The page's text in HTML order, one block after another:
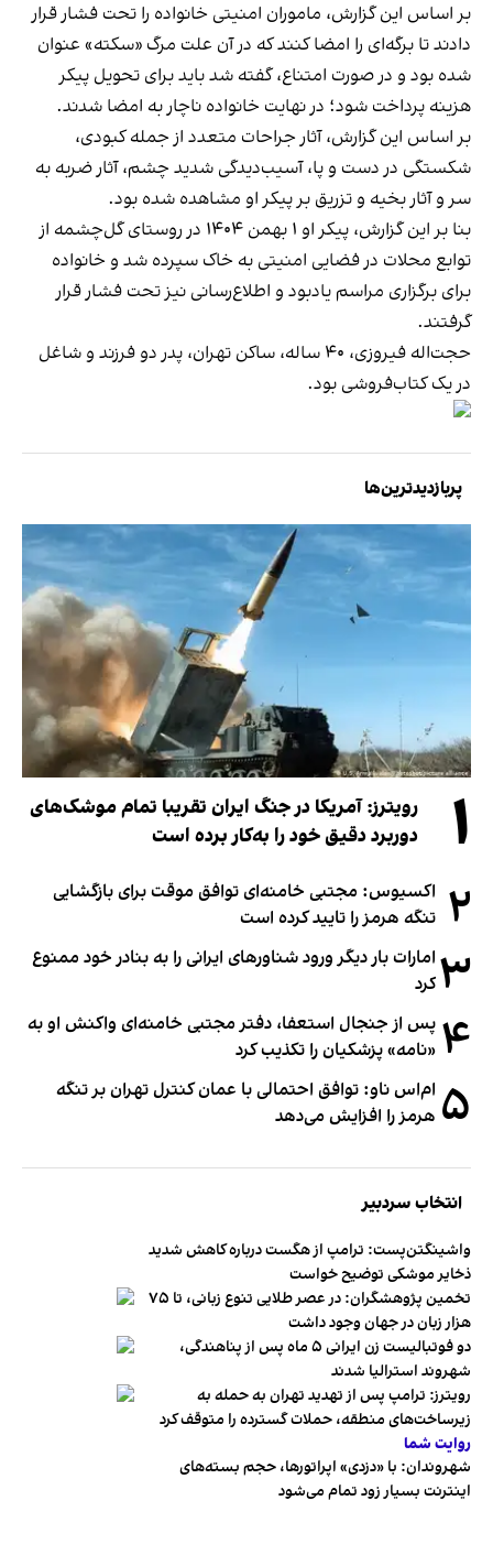
بر اساس این گزارش، ماموران امنیتی خانواده را تحت فشار قرار
دادند تا برگه‌ای را امضا کنند که در آن علت مرگ «سکته» عنوان
شده بود و در صورت امتناع، گفته شد باید برای تحویل پیکر
هزینه پرداخت شود؛ در نهایت خانواده ناچار به امضا شدند.
بر اساس این گزارش، آثار جراحات متعدد از جمله کبودی،
شکستگی در دست و پا، آسیب‌دیدگی شدید چشم، آثار ضربه به
سر و آثار بخیه و تزریق بر پیکر او مشاهده شده بود.
بنا بر این گزارش، پیکر او ۱ بهمن ۱۴۰۴ در روستای گل‌چشمه از
توابع محلات در فضایی امنیتی به خاک سپرده شد و خانواده
برای برگزاری مراسم یادبود و اطلاع‌رسانی نیز تحت فشار قرار
گرفتند.
حجت‌اله فیروزی، ۴۰ ساله، ساکن تهران، پدر دو فرزند و شاغل
در یک کتاب‌فروشی بود.
پربازدیدترین‌ها
۱
رویترز: آمریکا در جنگ ایران تقریبا تمام موشک‌های
دوربرد دقیق خود را به‌کار برده است
۲ اکسیوس: مجتبی خامنه‌ای توافق موقت برای بازگشایی
تنگه هرمز را تایید کرده است
۳ امارات بار دیگر ورود شناورهای ایرانی را به بنادر خود ممنوع
کرد
۴ پس از جنجال استعفا، دفتر مجتبی خامنه‌ای واکنش او به
«نامه» پزشکیان را تکذیب کرد
۵ ام‌اس ناو: توافق احتمالی با عمان کنترل تهران بر تنگه
هرمز را افزایش می‌دهد
انتخاب سردبیر
واشینگتن‌پست: ترامپ از هگست درباره کاهش شدید
ذخایر موشکی توضیح خواست
تخمین پژوهشگران: در عصر طلایی تنوع زبانی، تا ۷۵
هزار زبان در جهان وجود داشت
دو فوتبالیست زن ایرانی ۵ ماه پس از پناهندگی،
شهروند استرالیا شدند
رویترز: ترامپ پس از تهدید تهران به حمله به
زیرساخت‌های منطقه، حملات گسترده را متوقف کرد
روایت شما
شهروندان:‌ با «دزدی» اپراتورها، حجم بسته‌های
اینترنت بسیار زود تمام می‌شود